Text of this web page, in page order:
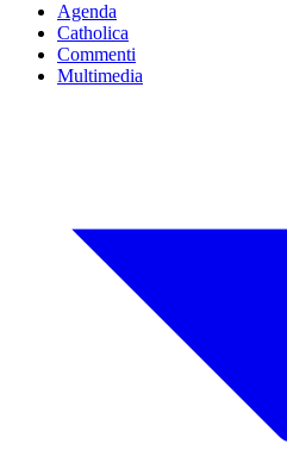
Agenda
Catholica
Commenti
Multimedia